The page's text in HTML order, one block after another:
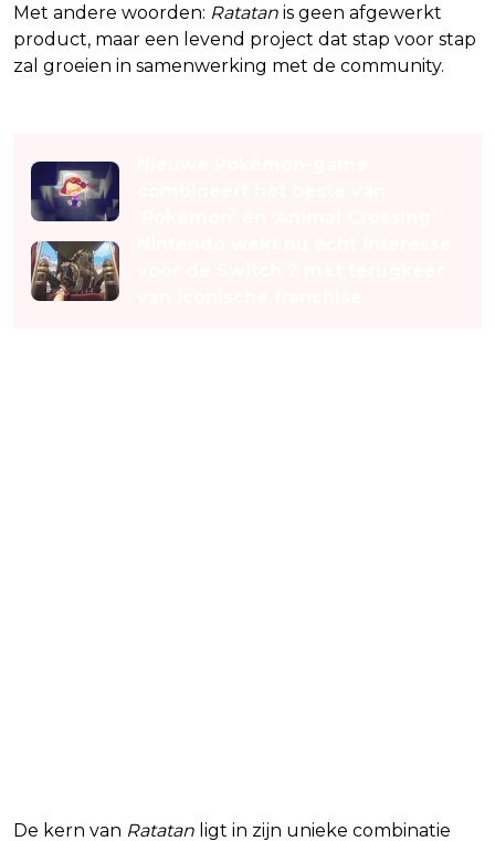
Met andere woorden: Ratatan is geen afgewerkt
product, maar een levend project dat stap voor stap
zal groeien in samenwerking met de community.
De kern van Ratatan ligt in zijn unieke combinatie